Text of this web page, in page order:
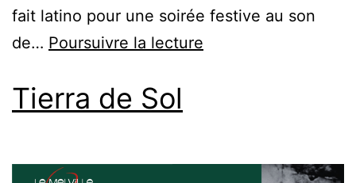
fait latino pour une soirée festive au son
de… Poursuivre la lecture
Tierra de Sol